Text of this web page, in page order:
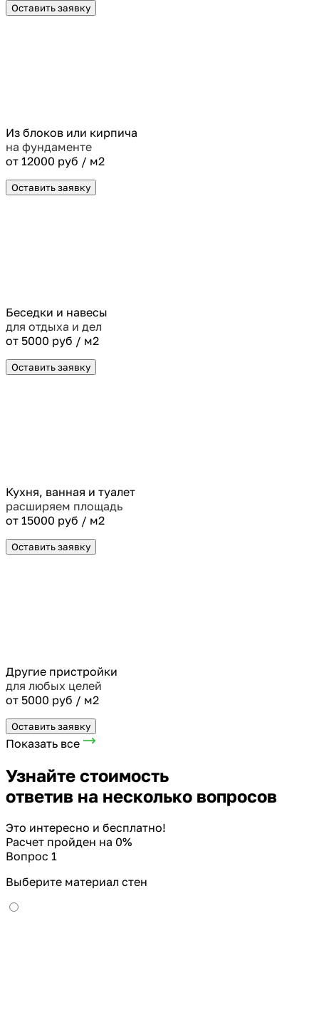
Оставить заявку
Из блоков или кирпича
на фундаменте
от 12000 руб / м2
Оставить заявку
Беседки и навесы
для отдыха и дел
от 5000 руб / м2
Оставить заявку
Кухня, ванная и туалет
расширяем площадь
от 15000 руб / м2
Оставить заявку
Другие пристройки
для любых целей
от 5000 руб / м2
Оставить заявку
Показать все
Узнайте стоимость
ответив на несколько вопросов
Это интересно и бесплатно!
Расчет пройден на 0%
Вопрос 1
Выберите материал стен